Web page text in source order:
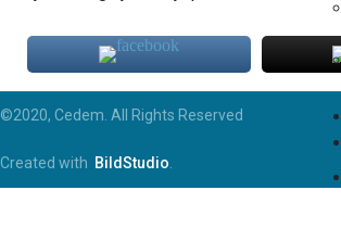
©2020, Cedem. All Rights Reserved
Created with BildStudio